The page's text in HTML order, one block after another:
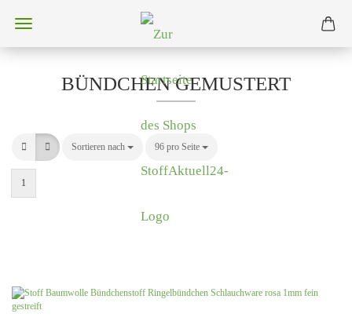
BÜNDCHEN GEMUSTERT
Sortieren nach
Sortieren nach 96 pro Seite
pro Seite
1